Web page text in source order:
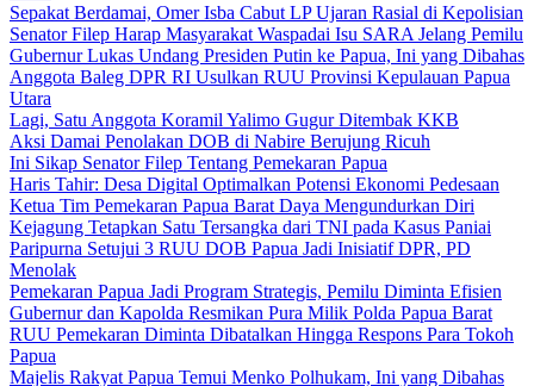
Sepakat Berdamai, Omer Isba Cabut LP Ujaran Rasial di Kepolisian
Senator Filep Harap Masyarakat Waspadai Isu SARA Jelang Pemilu
Gubernur Lukas Undang Presiden Putin ke Papua, Ini yang Dibahas
Anggota Baleg DPR RI Usulkan RUU Provinsi Kepulauan Papua
Utara
Lagi, Satu Anggota Koramil Yalimo Gugur Ditembak KKB
Aksi Damai Penolakan DOB di Nabire Berujung Ricuh
Ini Sikap Senator Filep Tentang Pemekaran Papua
Haris Tahir: Desa Digital Optimalkan Potensi Ekonomi Pedesaan
Ketua Tim Pemekaran Papua Barat Daya Mengundurkan Diri
Kejagung Tetapkan Satu Tersangka dari TNI pada Kasus Paniai
Paripurna Setujui 3 RUU DOB Papua Jadi Inisiatif DPR, PD
Menolak
Pemekaran Papua Jadi Program Strategis, Pemilu Diminta Efisien
Gubernur dan Kapolda Resmikan Pura Milik Polda Papua Barat
RUU Pemekaran Diminta Dibatalkan Hingga Respons Para Tokoh
Papua
Majelis Rakyat Papua Temui Menko Polhukam, Ini yang Dibahas